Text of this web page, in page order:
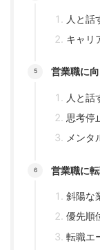
人と話
キャリ
営業職に
人と話
思考停
メンタ
営業職に
斜陽な
優先順
転職エ